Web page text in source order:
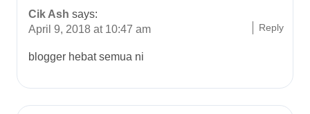
Cik Ash says:
April 9, 2018 at 10:47 am
blogger hebat semua ni
Reply